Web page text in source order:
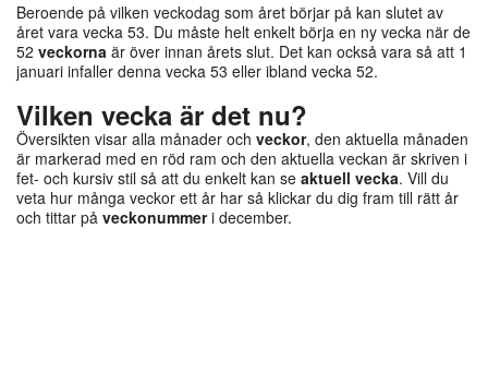
Beroende på vilken veckodag som året börjar på kan slutet av
året vara vecka 53. Du måste helt enkelt börja en ny vecka när de
52 veckorna är över innan årets slut. Det kan också vara så att 1
januari infaller denna vecka 53 eller ibland vecka 52.
Vilken vecka är det nu?
Översikten visar alla månader och veckor, den aktuella månaden
är markerad med en röd ram och den aktuella veckan är skriven i
fet- och kursiv stil så att du enkelt kan se aktuell vecka. Vill du
veta hur många veckor ett år har så klickar du dig fram till rätt år
och tittar på veckonummeri december.